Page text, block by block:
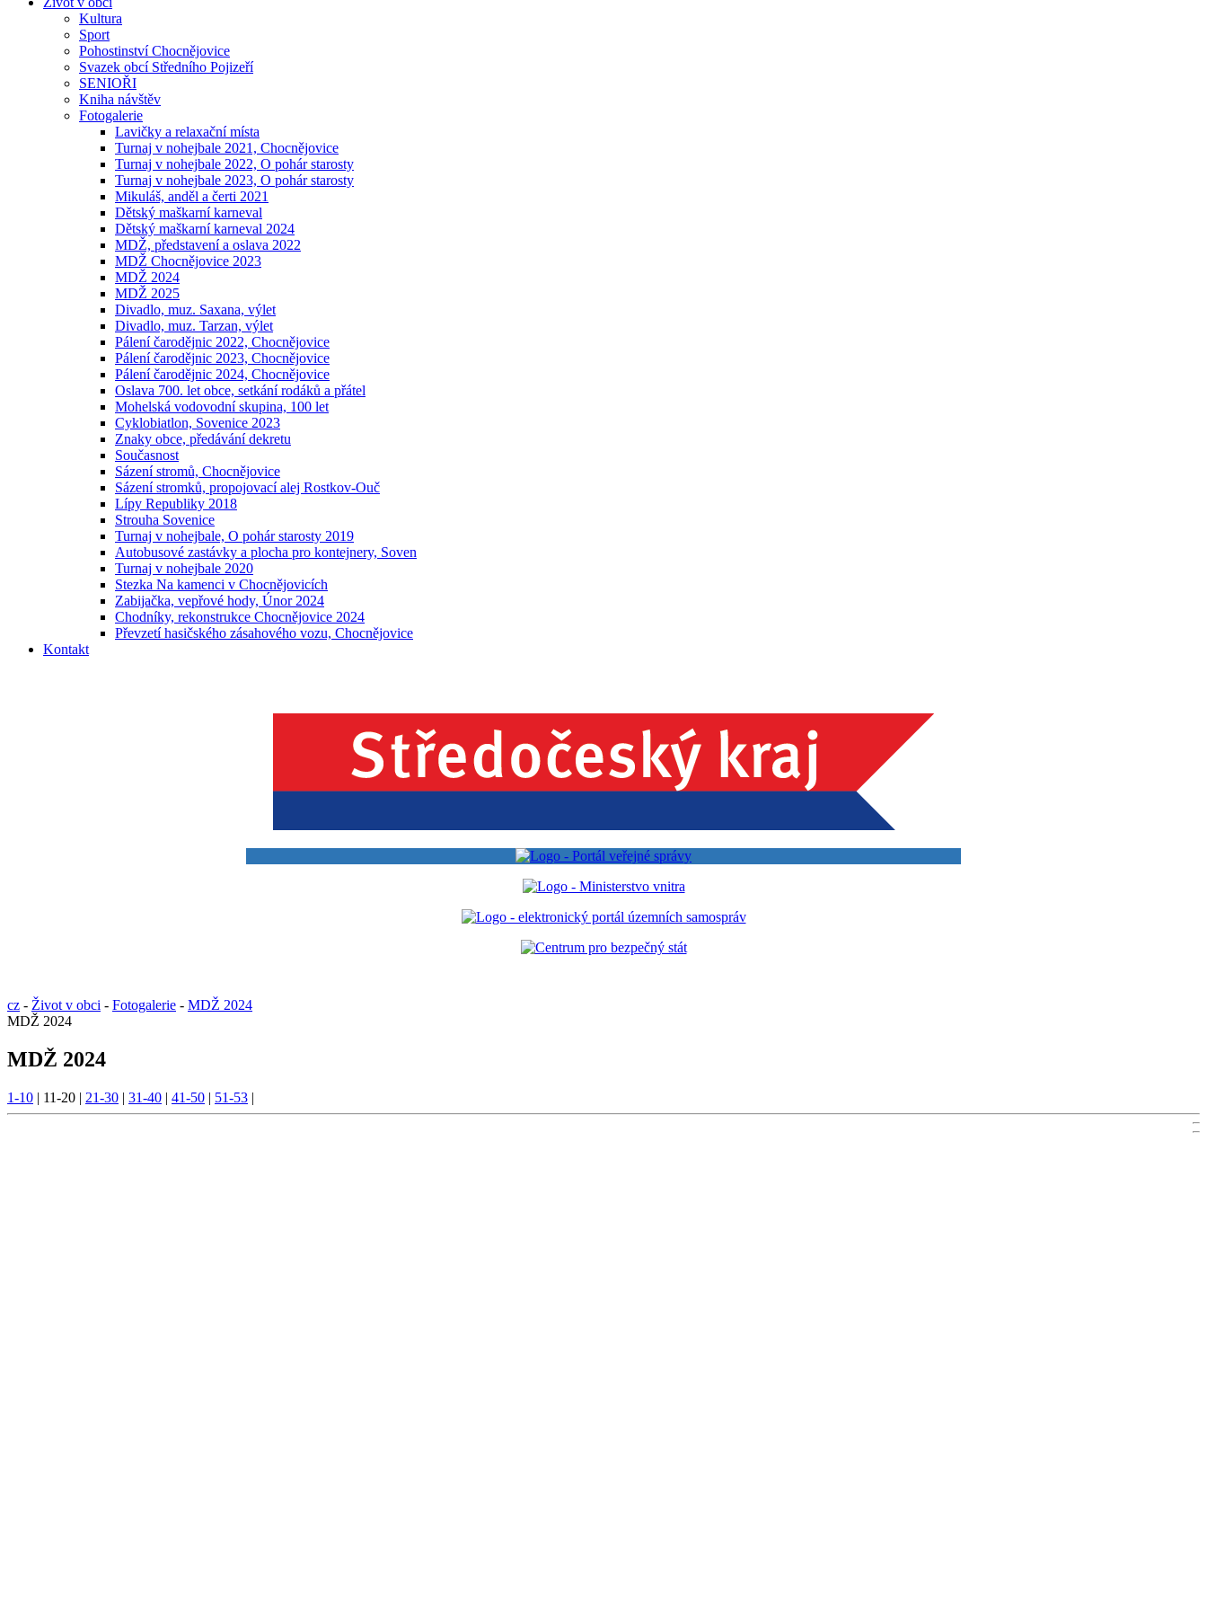
Kultura
Sport
Pohostinství Chocnějovice
Svazek obcí Středního Pojizeří
SENIOŘI
Kniha návštěv
Fotogalerie
Lavičky a relaxační místa
Turnaj v nohejbale 2021, Chocnějovice
Turnaj v nohejbale 2022, O pohár starosty
Turnaj v nohejbale 2023, O pohár starosty
Mikuláš, anděl a čerti 2021
Dětský maškarní karneval
Dětský maškarní karneval 2024
MDŽ, představení a oslava 2022
MDŽ Chocnějovice 2023
MDŽ 2024
MDŽ 2025
Divadlo, muz. Saxana, výlet
Divadlo, muz. Tarzan, výlet
Pálení čarodějnic 2022, Chocnějovice
Pálení čarodějnic 2023, Chocnějovice
Pálení čarodějnic 2024, Chocnějovice
Oslava 700. let obce, setkání rodáků a přátel
Mohelská vodovodní skupina, 100 let
Cyklobiatlon, Sovenice 2023
Znaky obce, předávání dekretu
Současnost
Sázení stromů, Chocnějovice
Sázení stromků, propojovací alej Rostkov-Ouč
Lípy Republiky 2018
Strouha Sovenice
Turnaj v nohejbale, O pohár starosty 2019
Autobusové zastávky a plocha pro kontejnery, Soven
Turnaj v nohejbale 2020
Stezka Na kamenci v Chocnějovicích
Zabijačka, vepřové hody, Únor 2024
Chodníky, rekonstrukce Chocnějovice 2024
Převzetí hasičského zásahového vozu, Chocnějovice
Kontakt
cz - Život v obci - Fotogalerie - MDŽ 2024
MDŽ 2024
MDŽ 2024
1-10 | 11-20 | 21-30 | 31-40 | 41-50 | 51-53 |